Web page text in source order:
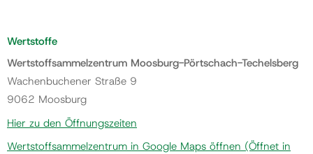
Wertstoffe
Wertstoffsammelzentrum Moosburg-Pörtschach-Techelsberg
Wachenbuchener Straße 9
9062 Moosburg
Hier zu den Öffnungszeiten
Wertstoffsammelzentrum in Google Maps öffnen (Öffnet in